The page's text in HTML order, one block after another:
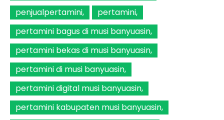
penjualpertamini
pertamini
pertamini bagus di musi banyuasin
pertamini bekas di musi banyuasin
pertamini di musi banyuasin
pertamini digital musi banyuasin
pertamini kabupaten musi banyuasin